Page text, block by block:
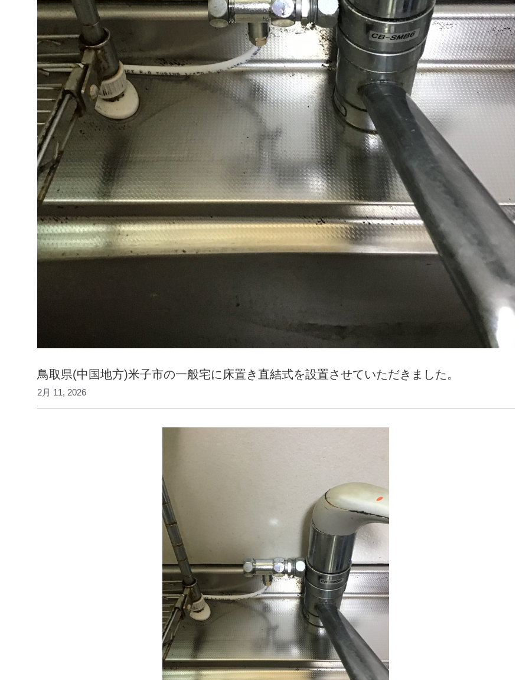
鳥取県(中国地方)米子市の一般宅に床置き直結式を設置させていただきました。
2月 11, 2026